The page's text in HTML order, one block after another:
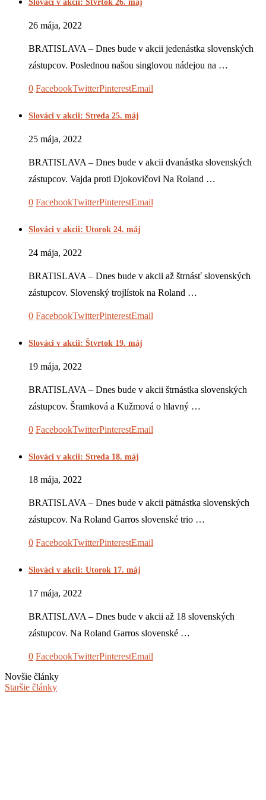
Slováci v akcii: Štvrtok 26. máj
26 mája, 2022
BRATISLAVA – Dnes bude v akcii jedenástka slovenských
zástupcov. Poslednou našou singlovou nádejou na …
0 FacebookTwitterPinterestEmail
Slováci v akcii: Streda 25. máj
25 mája, 2022
BRATISLAVA – Dnes bude v akcii dvanástka slovenských
zástupcov. Vajda proti Djokovičovi Na Roland …
0 FacebookTwitterPinterestEmail
Slováci v akcii: Utorok 24. máj
24 mája, 2022
BRATISLAVA – Dnes bude v akcii až štrnásť slovenských
zástupcov. Slovenský trojlístok na Roland …
0 FacebookTwitterPinterestEmail
Slováci v akcii: Štvrtok 19. máj
19 mája, 2022
BRATISLAVA – Dnes bude v akcii štrnástka slovenských
zástupcov. Šramková a Kužmová o hlavný …
0 FacebookTwitterPinterestEmail
Slováci v akcii: Streda 18. máj
18 mája, 2022
BRATISLAVA – Dnes bude v akcii pätnástka slovenských
zástupcov. Na Roland Garros slovenské trio …
0 FacebookTwitterPinterestEmail
Slováci v akcii: Utorok 17. máj
17 mája, 2022
BRATISLAVA – Dnes bude v akcii až 18 slovenských
zástupcov. Na Roland Garros slovenské …
0 FacebookTwitterPinterestEmail
Novšie články
Staršie články